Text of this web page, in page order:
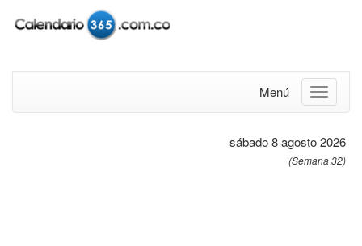
Menú
sábado 8 agosto 2026
(Semana 32)